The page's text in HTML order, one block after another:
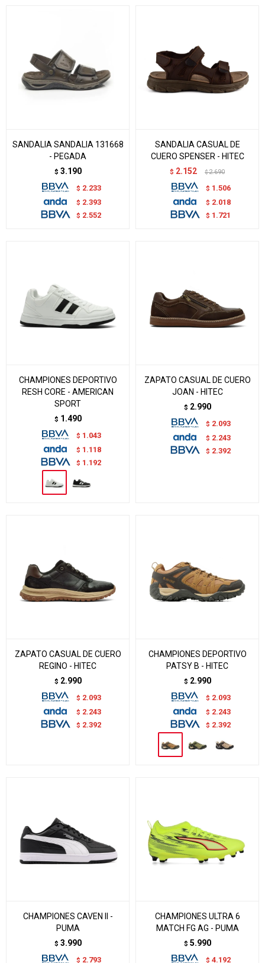
SANDALIA SANDALIA 131668
- PEGADA
$ 3.190
$ 2.233
$ 2.393
$ 2.552
SANDALIA CASUAL DE
CUERO SPENSER - HITEC
$ 2.152 $ 2.690
$ 1.506
$ 2.018
$ 1.721
CHAMPIONES DEPORTIVO
RESH CORE - AMERICAN
SPORT
$ 1.490
$ 1.043
$ 1.118
$ 1.192
ZAPATO CASUAL DE CUERO
JOAN - HITEC
$ 2.990
$ 2.093
$ 2.243
$ 2.392
ZAPATO CASUAL DE CUERO
REGINO - HITEC
$ 2.990
$ 2.093
$ 2.243
$ 2.392
CHAMPIONES DEPORTIVO
PATSY B - HITEC
$ 2.990
$ 2.093
$ 2.243
$ 2.392
CHAMPIONES CAVEN II -
PUMA
$ 3.990
$ 2.793
CHAMPIONES ULTRA 6
MATCH FG AG - PUMA
$ 5.990
$ 4.192